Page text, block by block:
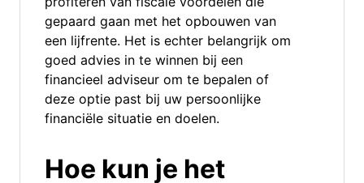
gepaard gaan met het opbouwen van
een lijfrente. Het is echter belangrijk om
goed advies in te winnen bij een
financieel adviseur om te bepalen of
deze optie past bij uw persoonlijke
financiële situatie en doelen.
Hoe kun je het